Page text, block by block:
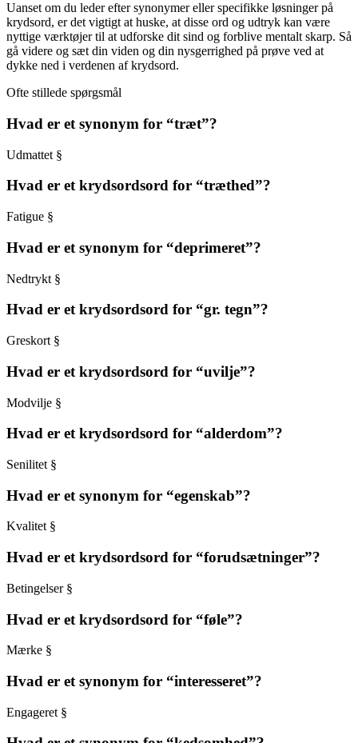
Uanset om du leder efter synonymer eller specifikke løsninger på
krydsord, er det vigtigt at huske, at disse ord og udtryk kan være
nyttige værktøjer til at udforske dit sind og forblive mentalt skarp. Så
gå videre og sæt din viden og din nysgerrighed på prøve ved at
dykke ned i verdenen af krydsord.
Ofte stillede spørgsmål
Hvad er et synonym for “træt”?
Udmattet §
Hvad er et krydsordsord for “træthed”?
Fatigue §
Hvad er et synonym for “deprimeret”?
Nedtrykt §
Hvad er et krydsordsord for “gr. tegn”?
Greskort §
Hvad er et krydsordsord for “uvilje”?
Modvilje §
Hvad er et krydsordsord for “alderdom”?
Senilitet §
Hvad er et synonym for “egenskab”?
Kvalitet §
Hvad er et krydsordsord for “forudsætninger”?
Betingelser §
Hvad er et krydsordsord for “føle”?
Mærke §
Hvad er et synonym for “interesseret”?
Engageret §